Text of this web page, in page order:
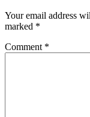
Your email address
marked *
Comment *